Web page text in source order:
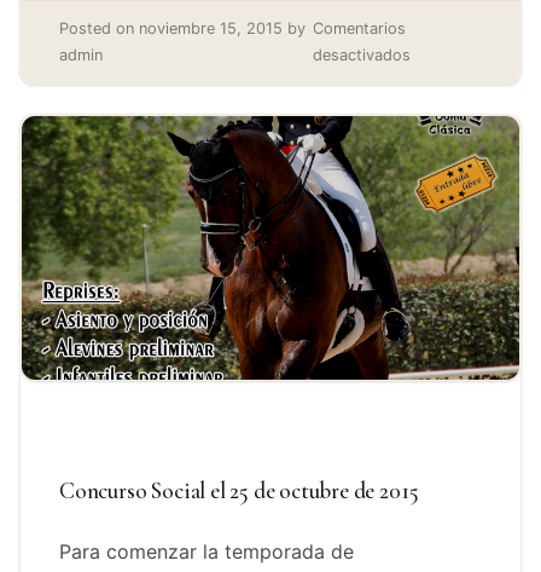
Posted on noviembre 15, 2015 by
admin
Comentarios
desactivados
Concurso Social el 25 de octubre de 2015
Para comenzar la temporada de